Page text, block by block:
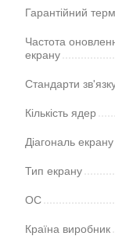
Гарантійний
Частота
екрану
Стандарти
Кількість ядер
Діагональ екрану
Тип екрану
ОС
Країна виробник